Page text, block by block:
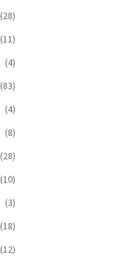
(28)
(11)
(4)
(83)
(4)
(8)
(28)
(10)
(3)
(18)
(12)